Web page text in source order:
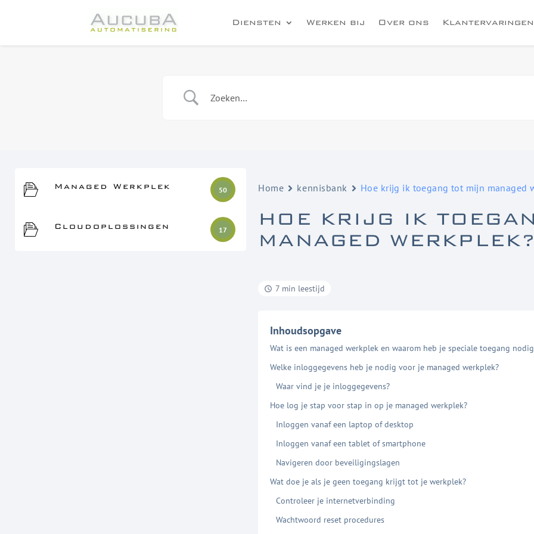
Diensten Werken bij Over ons Klantervaringen
Managed Werkplek 50
Cloudoplossingen 17
Home kennisbank Hoe krijg ik toegang tot mijn managed
HOE KRIJG IK
MANAGED
7 min leestijd
Inhoudsopgave
Wat is een managed werkplek en waarom heb je speciale toegang
Welke inloggegevens heb je nodig voor je managed werkplek?
Waar vind je je inloggegevens?
Hoe log je stap voor stap in op je managed werkplek?
Inloggen vanaf een laptop of desktop
Inloggen vanaf een tablet of smartphone
Navigeren door beveiligingslagen
Wat doe je als je geen toegang krijgt tot je werkplek?
Controleer je internetverbinding
Wachtwoord reset procedures